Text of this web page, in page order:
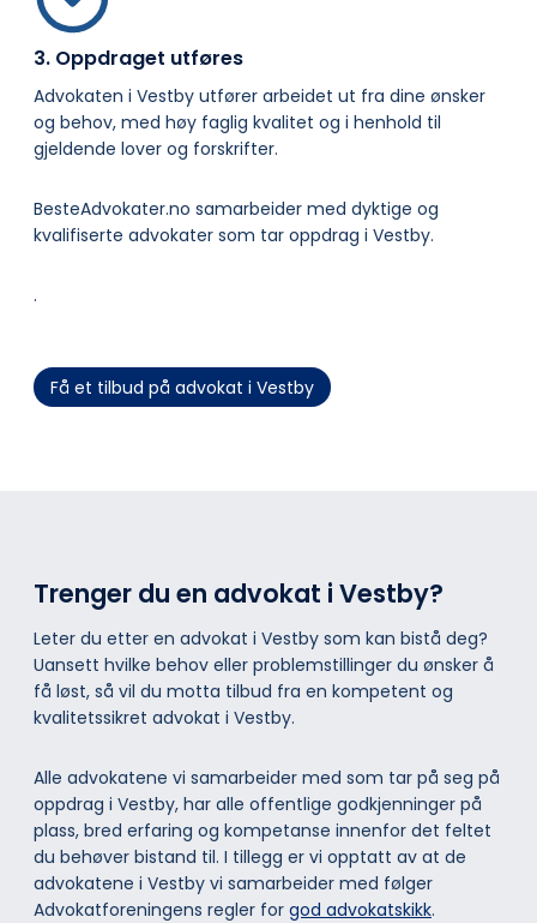
3. Oppdraget utføres
Advokaten i Vestby utfører arbeidet ut fra dine ønsker
og behov, med høy faglig kvalitet og i henhold til
gjeldende lover og forskrifter.
BesteAdvokater.no samarbeider med dyktige og
kvalifiserte advokater som tar oppdrag i Vestby.
.
Få et tilbud på advokat i Vestby
Trenger du en advokat i Vestby?
Leter du etter en advokat i Vestby som kan bistå deg?
Uansett hvilke behov eller problemstillinger du ønsker å
få løst, så vil du motta tilbud fra en kompetent og
kvalitetssikret advokat i Vestby.
Alle advokatene vi samarbeider med som tar på seg på
oppdrag i Vestby, har alle offentlige godkjenninger på
plass, bred erfaring og kompetanse innenfor det feltet
du behøver bistand til. I tillegg er vi opptatt av at de
advokatene i Vestby vi samarbeider med følger
Advokatforeningens regler for god advokatskikk.